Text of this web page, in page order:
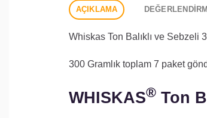
AÇIKLAMA
Whiskas Ton Balıklı ve Sebzeli
300 Gramlık toplam 7 paket
WHISKAS® Ton